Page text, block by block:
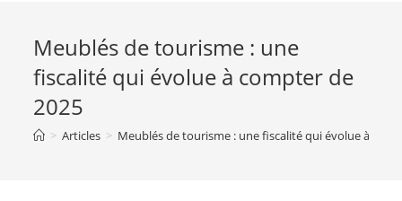
Meublés de tourisme : une
fiscalité qui évolue à compter de
2025
> Articles > Meublés de tourisme : une fiscalité qui évolue à